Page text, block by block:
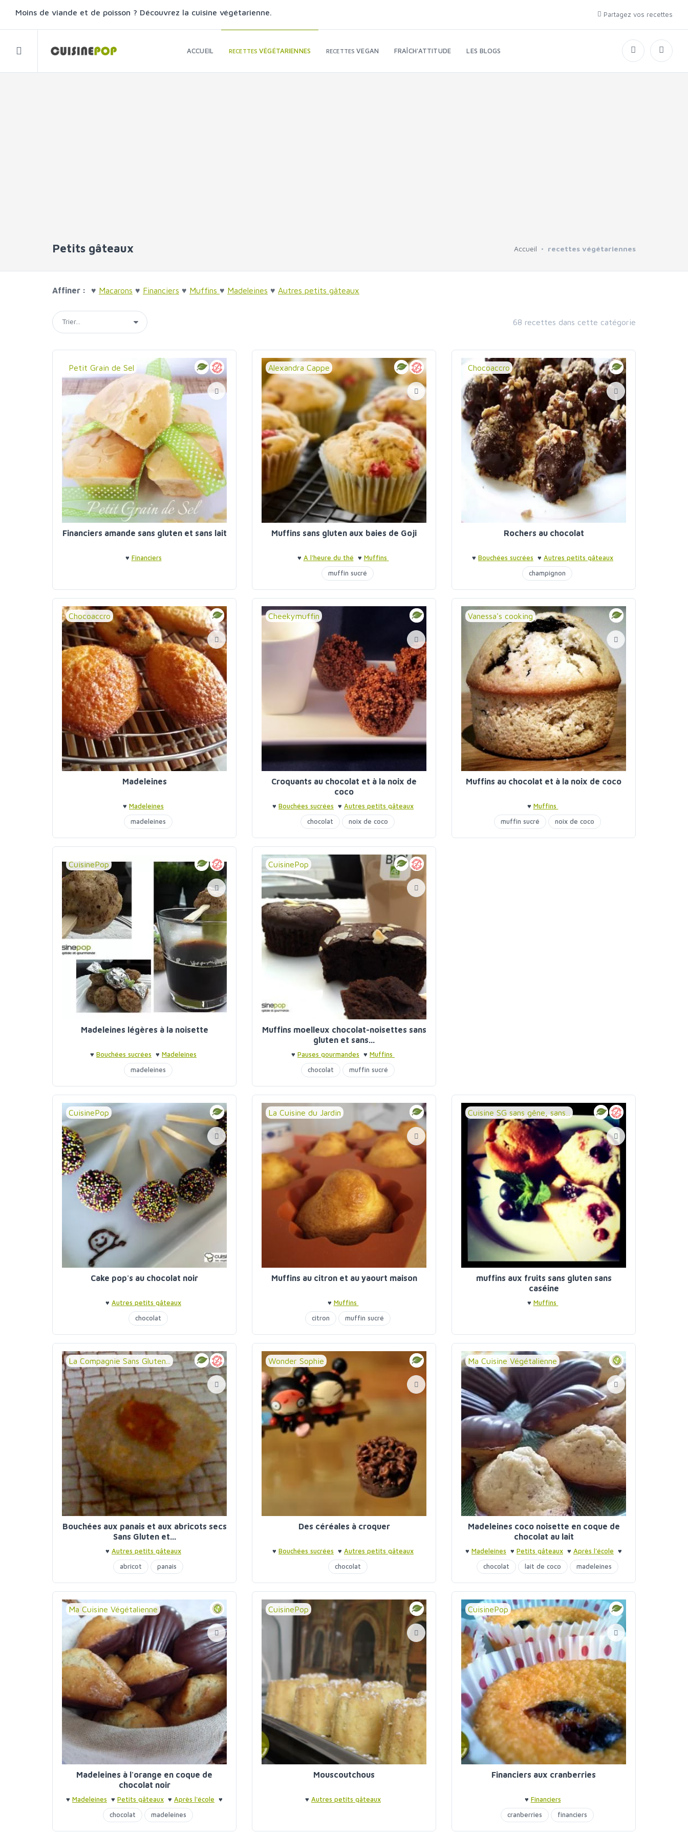
Moins de viande et de poisson ? Découvrez la cuisine végétarienne. Partagez vos recettes
ACCUEIL RECETTESVÉGÉTARIENNES RECETTESVEGAN FRAÎCH'ATTITUDE LES BLOGS
Petits gâteaux Accueil recettes végétariennes
Affiner : ♥ Macarons ♥ Financiers ♥ Muffins ♥ Madeleines ♥ Autres petits gâteaux
68 recettes dans cette catégorie
Petit Grain de Sel
Financiers amande sans gluten et sans lait
♥ Financiers
Alexandra Cappe
Muffins sans gluten aux baies de Goji
♥ A l'heure du thé ♥ Muffins
muffin sucré
Chocoaccro
Rochers au chocolat
♥ Bouchées sucrées ♥ Autres petits gâteaux
champignon
Chocoaccro
Madeleines
♥ Madeleines
madeleines
Cheekymuffin
Croquants au chocolat et à la noix de
coco
♥ Bouchées sucrées ♥ Autres petits gâteaux
chocolat
noix de coco
Vanessa's cooking
Muffins au chocolat et à la noix de coco
♥ Muffins
muffin sucré
noix de coco
CuisinePop
Madeleines légères à la noisette
♥ Bouchées sucrées ♥ Madeleines
madeleines
CuisinePop
Muffins moelleux chocolat-noisettes sans
gluten et sans...
♥ Pauses gourmandes ♥ Muffins
chocolat
muffin sucré
purée noisettes sirop d'agave
CuisinePop
Cake pop's au chocolat noir
♥ Autres petits gâteaux
chocolat
La Cuisine du Jardin
Muffins au citron et au yaourt maison
♥ Muffins
citron
muffin sucré
Cuisine SG sans gêne, sans...
muffins aux fruits sans gluten sans
caséine
♥ Muffins
La Compagnie Sans Gluten...
Bouchées aux panais et aux abricots secs
Sans Gluten et...
♥ Autres petits gâteaux
abricot
panais
Wonder Sophie
Des céréales à croquer
♥ Bouchées sucrées ♥ Autres petits gâteaux
chocolat
Ma Cuisine Végétalienne
Madeleines coco noisette en coque de
chocolat au lait
♥ Madeleines ♥ Petits gâteaux ♥ Après l'école ♥
Après l'école
chocolat lait de coco madeleines
noix de coco
Ma Cuisine Végétalienne
Madeleines à l'orange en coque de
chocolat noir
♥ Madeleines ♥ Petits gâteaux ♥ Après l'école ♥
Après l'école
chocolat madeleines
CuisinePop
Mouscoutchous
♥ Autres petits gâteaux
CuisinePop
Financiers aux cranberries
♥ Financiers
cranberries
financiers